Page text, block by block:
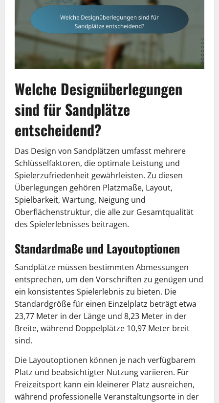
Welche Designüberlegungen
sind für Sandplätze
entscheidend?
Das Design von Sandplätzen umfasst mehrere
Schlüsselfaktoren, die optimale Leistung und
Spielerzufriedenheit gewährleisten. Zu diesen
Überlegungen gehören Platzmaße, Layout,
Spielbarkeit, Wartung, Neigung und
Oberflächenstruktur, die alle zur Gesamtqualität
des Spielerlebnisses beitragen.
Standardmaße und Layoutoptionen
Sandplätze müssen bestimmten Abmessungen
entsprechen, um den Vorschriften zu genügen und
ein konsistentes Spielerlebnis zu bieten. Die
Standardgröße für einen Einzelplatz beträgt etwa
23,77 Meter in der Länge und 8,23 Meter in der
Breite, während Doppelplätze 10,97 Meter breit
sind.
Die Layoutoptionen können je nach verfügbarem
Platz und beabsichtigter Nutzung variieren. Für
Freizeitsport kann ein kleinerer Platz ausreichen,
während professionelle Veranstaltungsorte in der